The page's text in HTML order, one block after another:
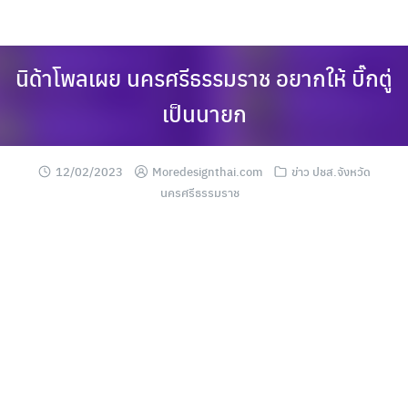
นิด้าโพลเผย นครศรีธรรมราช อยากให้ บิ๊กตู่
เป็นนายก
12/02/2023 Moredesignthai.com
ข่าว ปชส.จังหวัด
นครศรีธรรมราช